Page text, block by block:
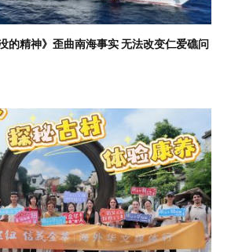
的精神》歪曲南海事实 无法改变仁爱礁问